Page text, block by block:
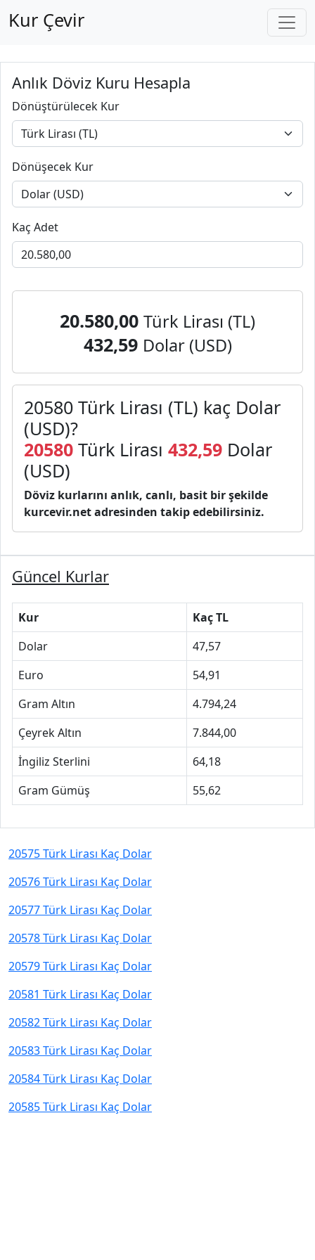
Kur Çevir
Anlık Döviz Kuru Hesapla
Dönüştürülecek Kur
Dönüşecek Kur
Kaç Adet
20.580,00 Türk Lirası (TL)
432,59 Dolar (USD)
20580 Türk Lirası (TL) kaç Dolar
(USD)?
20580 Türk Lirası 432,59 Dolar
(USD)
Döviz kurlarını anlık, canlı, basit bir şekilde
kurcevir.net adresinden takip edebilirsiniz.
Güncel Kurlar
Kur
Kaç TL
Dolar
47,57
Euro
54,91
Gram Altın
4.794,24
Çeyrek Altın
7.844,00
İngiliz Sterlini
64,18
Gram Gümüş
55,62
20575 Türk Lirası Kaç Dolar
20576 Türk Lirası Kaç Dolar
20577 Türk Lirası Kaç Dolar
20578 Türk Lirası Kaç Dolar
20579 Türk Lirası Kaç Dolar
20581 Türk Lirası Kaç Dolar
20582 Türk Lirası Kaç Dolar
20583 Türk Lirası Kaç Dolar
20584 Türk Lirası Kaç Dolar
20585 Türk Lirası Kaç Dolar